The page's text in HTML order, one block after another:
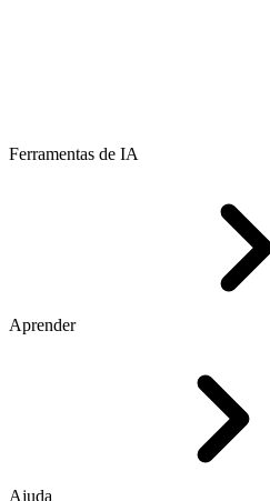
Ferramentas de IA
Aprender
Ajuda